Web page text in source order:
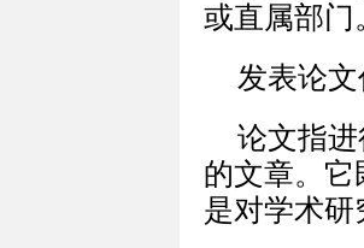
或直属部门
发表论
论文指
的文章。
是对学术